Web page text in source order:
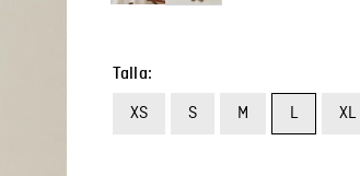
Talla
XS S M L XL